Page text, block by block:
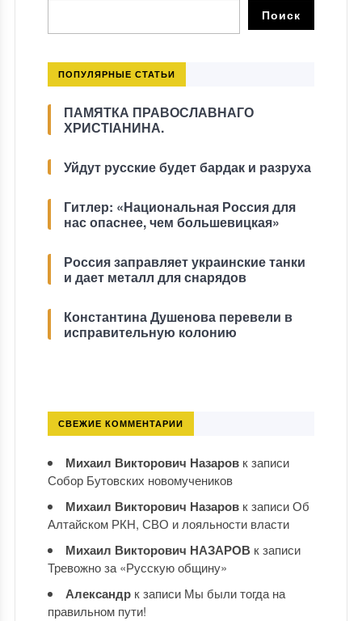
ПОПУЛЯРНЫЕ СТАТЬИ
ПАМЯТКА ПРАВОСЛАВНАГО
ХРИСТІАНИНА.
Уйдут русские будет бардак и разруха
Гитлер: «Национальная Россия для
нас опаснее, чем большевицкая»
Россия заправляет украинские танки
и дает металл для снарядов
Константина Душенова перевели в
исправительную колонию
СВЕЖИЕ КОММЕНТАРИИ
Михаил Викторович Назаровк записи
Собор Бутовских новомучеников
Михаил Викторович Назаровк записиОб
Алтайском РКН, СВО и лояльности власти
Михаил Викторович НАЗАРОВ к записи
Тревожно за «Русскую общину»
Александрк записи Мы были тогда на
правильном пути!